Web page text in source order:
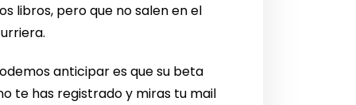
libros, pero que no salen en el
anticipar es que su beta
te has registrado y miras tu mail